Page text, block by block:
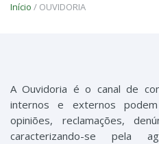
Início / OUVIDORIA
A Ouvidoria é o canal de
internos e externos
opiniões, reclamações,
caracterizando-se pela